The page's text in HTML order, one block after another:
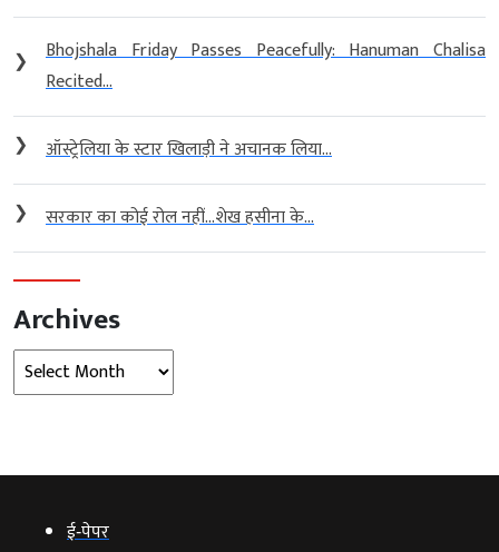
❯
Bhojshala Friday Passes Peacefully: Hanuman Chalisa
Recited...
❯ ऑस्ट्रेलिया के स्टार खिलाड़ी ने अचानक लिया...
❯ सरकार का कोई रोल नहीं…शेख हसीना के...
Archives
Archives
ई‑पेपर